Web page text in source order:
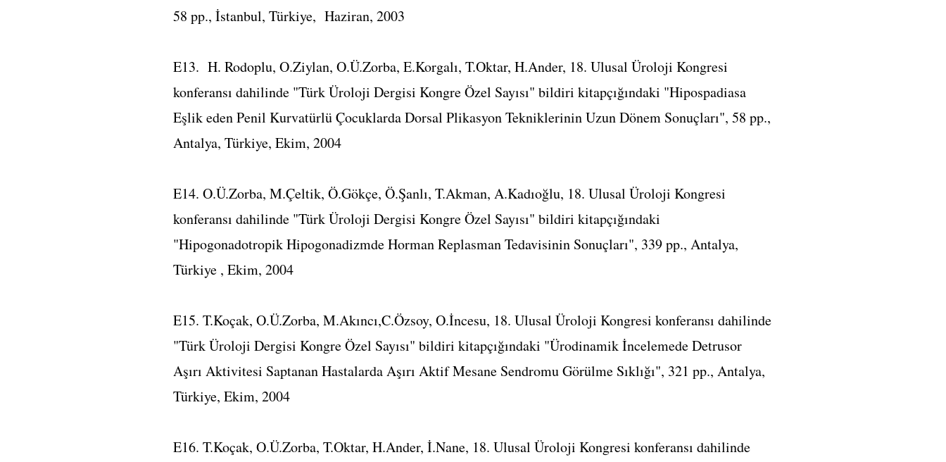
58 pp., İstanbul, Türkiye, Haziran, 2003
E13. H. Rodoplu, O.Ziylan, O.Ü.Zorba, E.Korgalı, T.Oktar, H.Ander, 18. Ulusal Üroloji Kongresi
konferansı dahilinde "Türk Üroloji Dergisi Kongre Özel Sayısı" bildiri kitapçığındaki "Hipospadiasa
Eşlik eden Penil Kurvatürlü Çocuklarda Dorsal Plikasyon Tekniklerinin Uzun Dönem Sonuçları", 58 pp.,
Antalya, Türkiye, Ekim, 2004
E14. O.Ü.Zorba, M.Çeltik, Ö.Gökçe, Ö.Şanlı, T.Akman, A.Kadıoğlu, 18. Ulusal Üroloji Kongresi
konferansı dahilinde "Türk Üroloji Dergisi Kongre Özel Sayısı" bildiri kitapçığındaki
"Hipogonadotropik Hipogonadizmde Horman Replasman Tedavisinin Sonuçları", 339 pp., Antalya,
Türkiye , Ekim, 2004
E15. T.Koçak, O.Ü.Zorba, M.Akıncı,C.Özsoy, O.İncesu, 18. Ulusal Üroloji Kongresi konferansı dahilinde
"Türk Üroloji Dergisi Kongre Özel Sayısı" bildiri kitapçığındaki "Ürodinamik İncelemede Detrusor
Aşırı Aktivitesi Saptanan Hastalarda Aşırı Aktif Mesane Sendromu Görülme Sıklığı", 321 pp., Antalya,
Türkiye, Ekim, 2004
E16. T.Koçak, O.Ü.Zorba, T.Oktar, H.Ander, İ.Nane, 18. Ulusal Üroloji Kongresi konferansı dahilinde